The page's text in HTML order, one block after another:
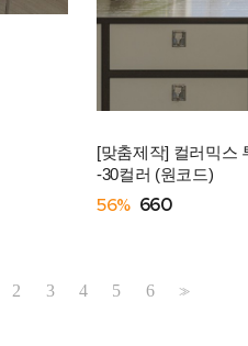
[맞춤제작] 컬러믹스
-30컬러 (원코드)
56% 660
2 3 4 5 6 >>